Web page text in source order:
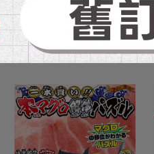
(MEGAHOUSE) 日版 益智
桌遊 買一整隻羊! 成吉思汗
趣味拼圖
NT$479NT$599